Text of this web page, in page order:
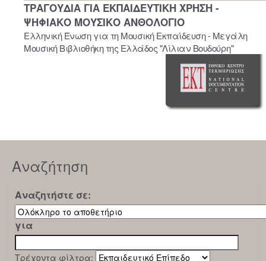
ΤΡΑΓΟΥΔΙΑ ΓΙΑ ΕΚΠΑΙΔΕΥΤΙΚΗ ΧΡΗΣΗ -
ΨΗΦΙΑΚΟ ΜΟΥΣΙΚΟ ΑΝΘΟΛΟΓΙΟ
Ελληνική Ένωση για τη Μουσική Εκπαίδευση - Μεγάλη
Μουσική Βιβλιοθήκη της Ελλάδος "Λίλιαν Βουδούρη"
Αναζήτηση
Αναζητήστε σε:
για
Τρέχοντα φίλτρα: